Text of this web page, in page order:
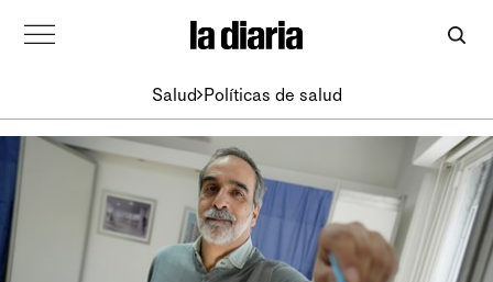
Salud Políticas de salud